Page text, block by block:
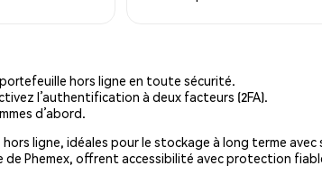
hors ligne en toute sécurité.
l’authentification à deux facteurs (2FA).
d’abord.
ligne, idéales pour le stockage à long terme
Phemex, offrent accessibilité avec protection